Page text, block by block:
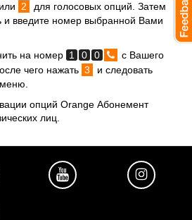
2
для голосовых опций. Затем
и введите номер выбранной Вами
на номер 1 0 0
с Вашего
чего нажать 3
и следовать
опций Orange Абонемент
лиц.